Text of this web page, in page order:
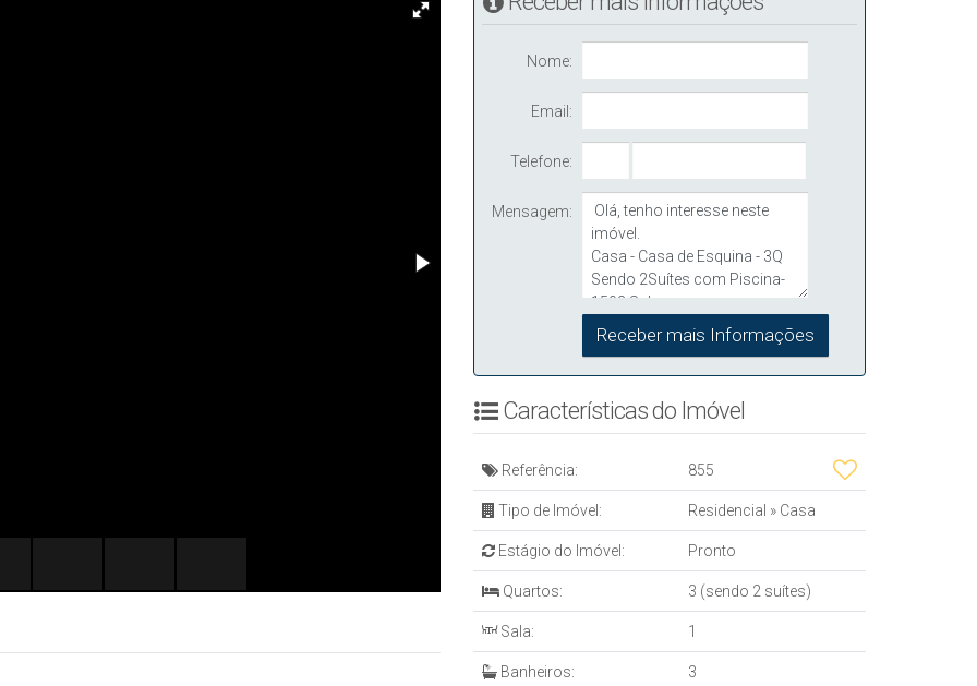
Nome:
Email:
Telefone:
Mensagem:
Características do Imóvel
Referência: 855
Tipo de Imóvel: Residencial » Casa
Estágio do Imóvel: Pronto
Quartos: 3 (sendo 2 suítes)
Sala: 1
Banheiros: 3